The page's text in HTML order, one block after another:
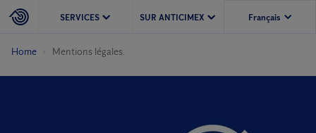
SERVICES SUR ANTICIMEX
Home Mentions légales.